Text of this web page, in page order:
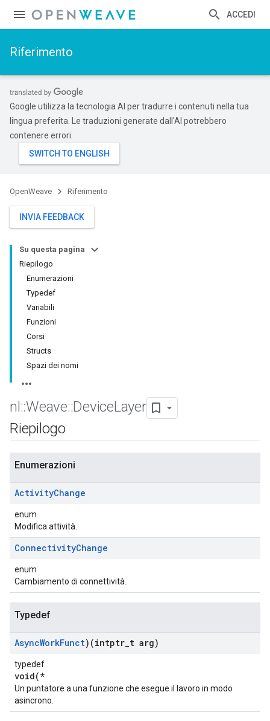
ACCEDI
Riferimento
Google utilizza la tecnologia AI per tradurre i contenuti nella tua
lingua preferita. Le traduzioni generate dall'AI potrebbero
contenere errori.
OpenWeave Riferimento
INVIA FEEDBACK
Su questa pagina
Riepilogo
Enumerazioni
Typedef
Variabili
Funzioni
Corsi
Structs
Spazi dei nomi
nl ::Weave::DeviceLayer
Riepilogo
Enumerazioni
ActivityChange
enum
Modifica attività.
ConnectivityChange
enum
Cambiamento di connettività.
Typedef
AsyncWorkFunct)(intptr t arg)
typedef
void(*
Un puntatore a una funzione che esegue il lavoro in modo
asincrono.